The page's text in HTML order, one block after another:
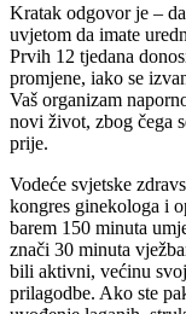
Kratak odgovor je –
uvjetom da imate
Prvih 12 tjedana
promjene, iako se
Vaš organizam
novi život, zbog čega
prije.
Vodeće svjetske
kongres ginekologa i
barem 150 minuta
znači 30 minuta
bili aktivni, većinu
prilagodbe. Ako ste